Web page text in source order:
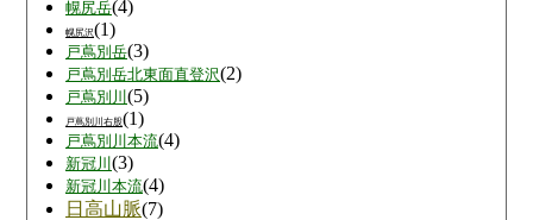
幌尻岳(4)
幌尻沢(1)
戸蔦別岳(3)
戸蔦別岳北東面直登沢(2)
戸蔦別川 (5)
戸蔦別川右股(1)
戸蔦別川本流(4)
新冠川 (3)
新冠川本流(4)
日高山脈(7)